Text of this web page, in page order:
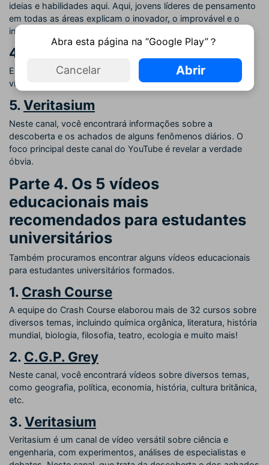
ideias e habilidades aqui. Aqui, jovens líderes de pensamento
em todas as áreas explicam o inovador, o improvável e o
incrível de seus mundos.
4.
Este canal é administrado por um matemático, que publica
vídeos sobre faça você mesmo e esboços.
5.Veritasium
Neste canal, você encontrará informações sobre a
descoberta e os achados de alguns fenômenos diários. O
foco principal deste canal do YouTube é revelar a verdade
óbvia.
Parte 4. Os 5 vídeos
educacionais mais
recomendados para estudantes
universitários
Também procuramos encontrar alguns vídeos educacionais
para estudantes universitários formados.
1. Crash Course
A equipe do Crash Course elaborou mais de 32 cursos sobre
diversos temas, incluindo química orgânica, literatura, história
mundial, biologia, filosofia, teatro, ecologia e muito mais!
2. C.G.P. Grey
Neste canal, você encontrará vídeos sobre diversos temas,
como geografia, política, economia, história, cultura britânica,
etc.
3.Veritasium
Veritasium é um canal de vídeo versátil sobre ciência e
engenharia, com experimentos, análises de especialistas e
Abra esta página na “Google Play”？
Cancelar Abrir